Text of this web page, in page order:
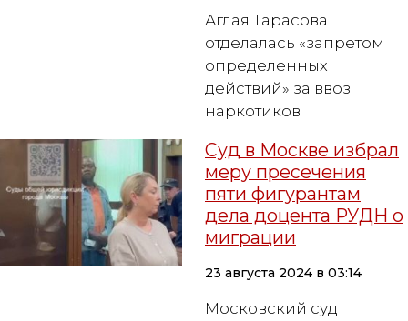
Аглая Тарасова
отделалась «запретом
определенных
действий» за ввоз
наркотиков
Суд в Москве избрал
меру пресечения
пяти фигурантам
дела доцента РУДН о
миграции
23 августа 2024 в 03:14
Московский суд